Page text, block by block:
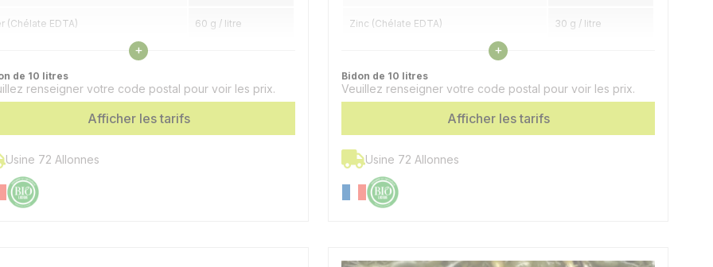
(Chélate EDTA) 60 g / litre
Voir les caractéristiques
+
de 10 litres
renseigner votre code postal pour voir les prix.
Afficher les tarifs
Usine 72 Allonnes
Zinc (Chélate EDTA) 30 g / litre
Voir les caractéristiques
+
Bidon de 10 litres
Veuillez renseigner votre code postal pour voir les prix.
Afficher les tarifs
Usine 72 Allonnes